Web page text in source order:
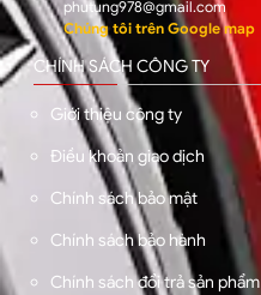
phutung978@gmail.com
Chúng tôi trên Google map
CHÍNH SÁCH CÔNG TY
Giới thiệu công ty
Điều khoản giao dịch
Chính sách bảo mật
Chính sách bảo hành
Chính sách đổi trả sản phẩm